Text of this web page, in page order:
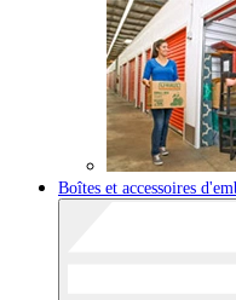
Boîtes et accessoires